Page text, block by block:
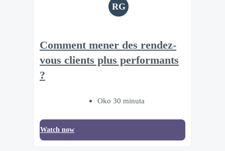
RG
Comment mener des rendez-
vous clients plus performants
?
Oko 30 minuta
Watch now